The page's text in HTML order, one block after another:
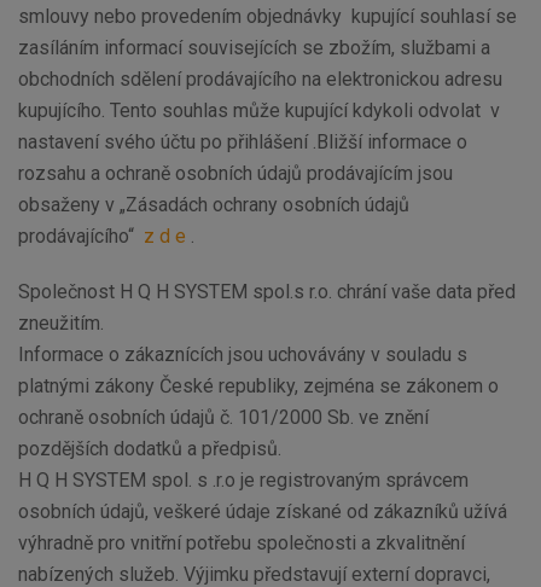
smlouvy nebo provedením objednávky kupující souhlasí se
zasíláním informací souvisejících se zbožím, službami a
obchodních sdělení prodávajícího na elektronickou adresu
kupujícího. Tento souhlas může kupující kdykoli odvolat v
nastavení svého účtu po přihlášení .Bližší informace o
rozsahu a ochraně osobních údajů prodávajícím jsou
obsaženy v „Zásadách ochrany osobních údajů
prodávajícího“ z d e
Společnost H Q H SYSTEM spol.s r.o. chrání vaše data před
zneužitím.
Informace o zákaznících jsou uchovávány v souladu s
platnými zákony České republiky, zejména se zákonem o
ochraně osobních údajů č. 101/2000 Sb. ve znění
pozdějších dodatků a předpisů.
H Q H SYSTEM spol. s .r.o je registrovaným správcem
osobních údajů, veškeré údaje získané od zákazníků užívá
výhradně pro vnitřní potřebu společnosti a zkvalitnění
nabízených služeb. Výjimku představují externí dopravci,